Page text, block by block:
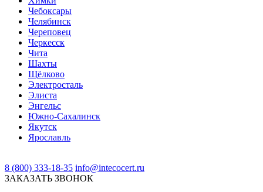
Чебоксары
Челябинск
Череповец
Черкесск
Чита
Шахты
Щёлково
Электросталь
Элиста
Энгельс
Южно-Сахалинск
Якутск
Ярославль
8 (800) 333-18-35 info@intecocert.ru
ЗАКАЗАТЬ ЗВОНОК